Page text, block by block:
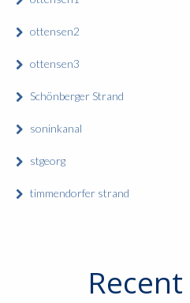
ottensen2
ottensen3
Schönberger Strand
soninkanal
stgeorg
timmendorfer strand